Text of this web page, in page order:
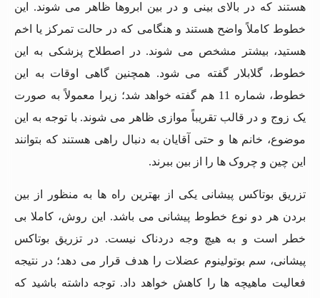
هستند که در بالای بینی و در بین ابروها ظاهر می شوند. این
خطوط کاملاً واضح هستند و هنگامی که در حالت تمرکز یا اخم
هستید، بیشتر مشخص می شوند. در اصطلاح پزشکی به این
خطوط، گلابلار گفته می شود. همچنین گاهی اوقات به این
خطوط، شماره 11 هم گفته خواهد شد؛ زیرا معمولاً به صورت
یک زوج و در قالب تقریباً موازی ظاهر می شوند. با توجه به این
موضوع، خانم ها و حتی آقایان به دنبال راهی هستند که بتوانند
این چین و چروک ها را از بین ببرند.
تزریق بوتاکس پیشانی یکی از بهترین راه ها به منظور از بین
بردن هر دو نوع خطوط پیشانی می باشد. این روش، کاملا بی
خطر است و به هیچ وجه دردناک نیست. در تزریق بوتاکس
پیشانی، سم بوتولینوم عضلات را هدف قرار می دهد؛ در نتیجه
فعالیت ماهیچه ها را کاهش خواهد داد. توجه داشته باشید که